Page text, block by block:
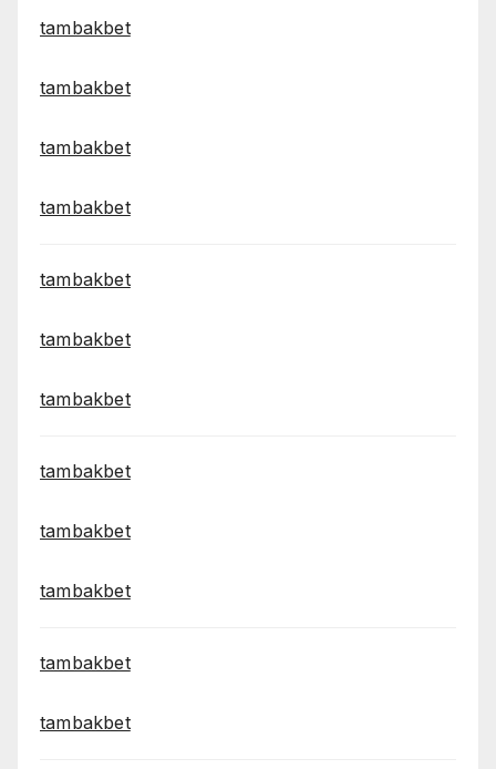
tambakbet
tambakbet
tambakbet
tambakbet
tambakbet
tambakbet
tambakbet
tambakbet
tambakbet
tambakbet
tambakbet
tambakbet